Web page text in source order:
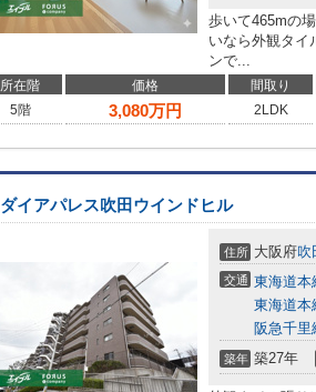
歩いて465mの
いなら外観タイ
ンで...
所在階 価格 間取り
5階
3,080万円 2LDK
ダイアパレス吹田ウインドヒル
住所 大阪府吹
交通 東海道本
東海道本
阪急千里
築年 築27年